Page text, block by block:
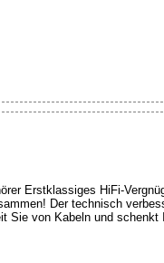
Erstklassiges HiFi-
Der technisch
Sie von Kabeln und schenkt